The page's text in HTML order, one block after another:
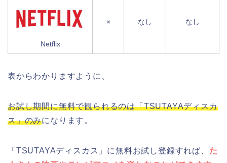
Netflix
× なし なし
表からわかりますように、
お試し期間に無料で観られるのは「TSUTAYAディスカ
ス」のみになります。
「TSUTAYAディスカス」に無料お試し登録すれば、 た